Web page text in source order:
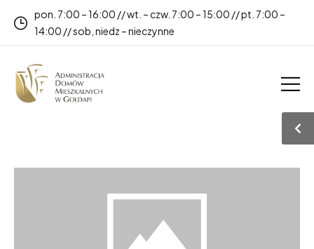
pon. 7:00 – 16:00 // wt. – czw. 7:00 – 15:00 // pt. 7:00 –
14:00 // sob, niedz – nieczynne